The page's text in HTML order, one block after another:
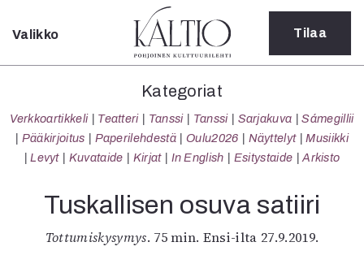
Sulje
Kategoriat
Verkkoartikkeli
Teatteri
Tanssi
Sámegillii
Pääkirjoitus
Valikko Tilaa
Kategoriat
Verkkoartikkeli Teatteri Tanssi Tanssi Sarjakuva
Sámegillii
Pääkirjoitus
Paperilehdestä Oulu2026 Näyttelyt
Musiikki
Levyt
Kuvataide Kirjat In English Esitystaide Arkisto
Tuskallisen osuva satiiri
Tottumiskysymys. 75 min. Ensi-ilta 27.9.2019.